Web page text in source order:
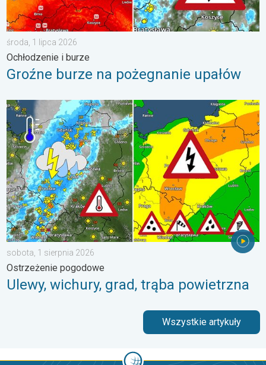
środa, 1 lipca 2026
Ochłodzenie i burze
Groźne burze na pożegnanie upałów
Ulewy, wichury, grad, trąba powietrzna. Ostrzeżenie
sobota, 1 sierpnia 2026
Ostrzeżenie pogodowe
Ulewy, wichury, grad, trąba powietrzna
Wszystkie artykuły